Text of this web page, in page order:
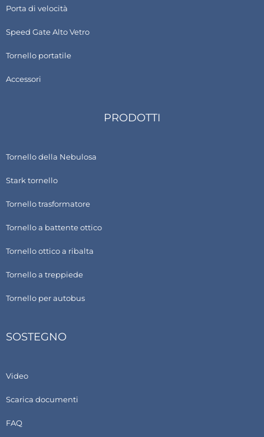
Porta di velocità
Speed Gate Alto Vetro
Tornello portatile
Accessori
PRODOTTI
Tornello della Nebulosa
Stark tornello
Tornello trasformatore
Tornello a battente ottico
Tornello ottico a ribalta
Tornello a treppiede
Tornello per autobus
SOSTEGNO
Video
Scarica documenti
FAQ